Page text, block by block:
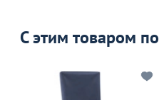
С этим товаром